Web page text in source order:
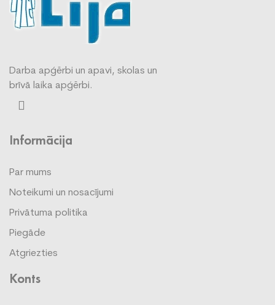
Darba apģērbi un apavi, skolas un
brīvā laika apģērbi.
Informācija
Par mums
Noteikumi un nosacījumi
Privātuma politika
Piegāde
Atgriezties
Konts